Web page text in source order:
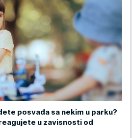
posvađa sa nekim u parku?
u zavisnosti od